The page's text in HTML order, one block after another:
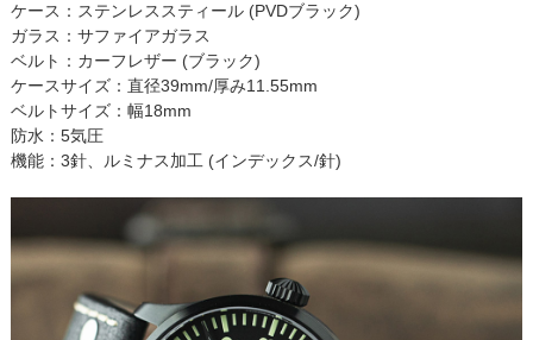
ケース：ステンレススティール (PVDブラック)
ガラス：サファイアガラス
ベルト：カーフレザー (ブラック)
ケースサイズ：直径39mm/厚み11.55mm
ベルトサイズ：幅18mm
防水：5気圧
機能：3針、ルミナス加工 (インデックス/針)